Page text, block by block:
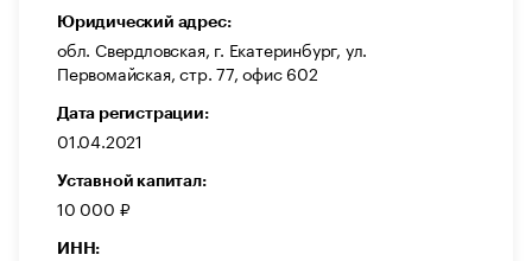
Юридический адрес:
обл. Свердловская, г. Екатеринбург, ул.
Первомайская, стр. 77, офис 602
Дата регистрации:
01.04.2021
Уставной капитал:
10 000 ₽
ИНН: